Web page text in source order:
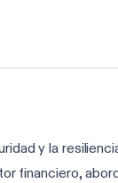
y la
financiero,